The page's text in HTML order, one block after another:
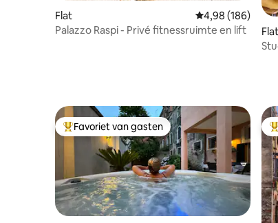
Flat Gemiddelde
4,98 (186)
Palazzo Raspi - Privé fitnessruimte en lift
Flat
Topfavoriet van gasten
Favoriet van gasten